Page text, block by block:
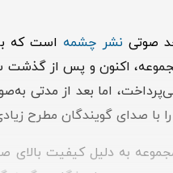
صوتی نشر چشمه
اکنون و پس از گذشت
اما بعد از مدتی
با صدای گویندگان مطرح
به دلیل کیفیت بالای